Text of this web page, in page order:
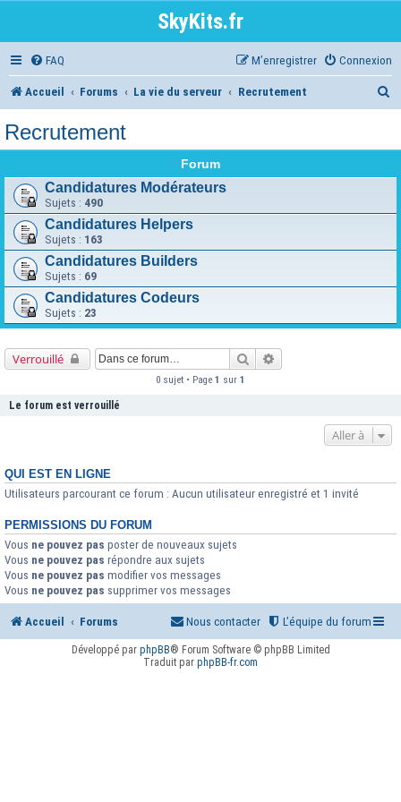
SkyKits.fr
FAQ Connexion
M’enregistrer
Accueil Forums La vie du serveur Recrutement
c
r
Recrutement
Forum
Candidatures Modérateurs
Sujets : 490
Candidatures Helpers
Sujets : 163
Candidatures Builders
Sujets : 69
Candidatures Codeurs
Sujets : 23
Verrouillé Rechercher
0 sujet • Page 1 sur 1
Le forum est verrouillé
Aller à
QUI EST EN LIGNE
Utilisateurs parcourant ce forum : Aucun utilisateur enregistré et 1 invité
PERMISSIONS DU FORUM
Vous ne pouvez pas poster de nouveaux sujets
Vous ne pouvez pas répondre aux sujets
Vous ne pouvez pas modifier vos messages
Vous ne pouvez pas supprimer vos messages
Accueil Forums L’équipe du forum
Nous contacter
Développé par phpBB® Forum Software © phpBB Limited
Traduit par phpBB-fr.com